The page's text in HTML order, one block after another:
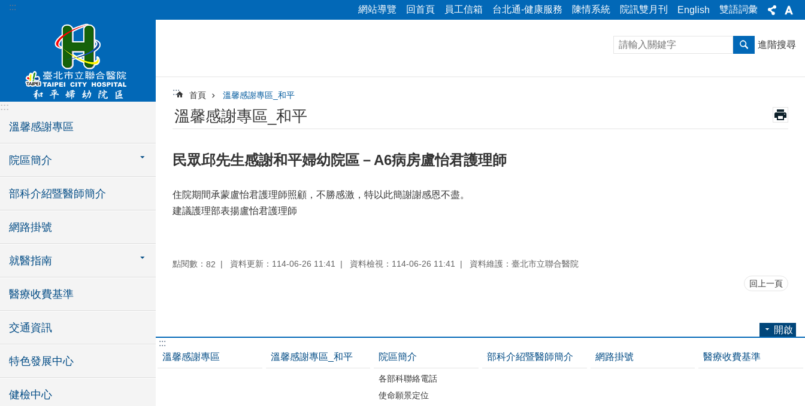
跳到主要內容區塊
::: 網站導覽 回首頁 員工信箱 台北通-健康服務 陳情系統 院訊雙月刊 English 雙語詞彙
:::
溫馨感謝專區
院區簡介
部科介紹暨醫師簡介
網路掛號
就醫指南
醫療收費基準
交通資訊
特色發展中心
健檢中心
進階搜尋
::: 首頁 溫馨感謝專區_和平
溫馨感謝專區_和平
民眾邱先生感謝和平婦幼院區－A6病房盧怡君護理師
住院期間承蒙盧怡君護理師照顧，不勝感激，特以此簡謝謝感恩不盡。
建議護理部表揚盧怡君護理師
點閱數： 82 資料更新：114-06-26 11:41 資料檢視：114-06-26 11:41 資料維護：臺北市立聯合醫院
回上一頁
開啟
:::
溫馨感謝專區
溫馨感謝專區_和平 院區簡介
各部科聯絡電話
使命願景定位
部科介紹暨醫師簡介 網路掛號 醫療收費基準